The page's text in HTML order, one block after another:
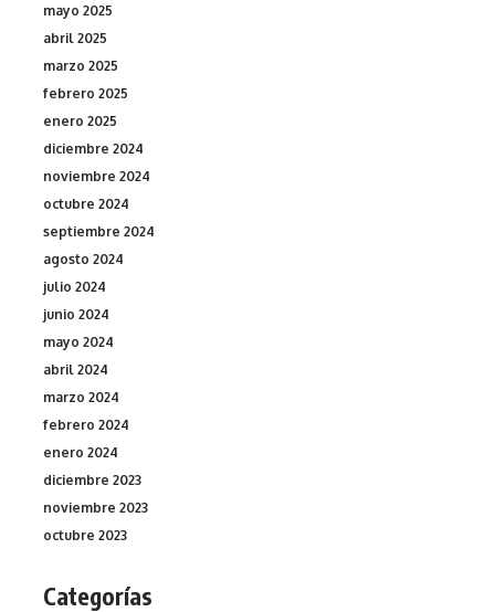
mayo 2025
abril 2025
marzo 2025
febrero 2025
enero 2025
diciembre 2024
noviembre 2024
octubre 2024
septiembre 2024
agosto 2024
julio 2024
junio 2024
mayo 2024
abril 2024
marzo 2024
febrero 2024
enero 2024
diciembre 2023
noviembre 2023
octubre 2023
Categorías